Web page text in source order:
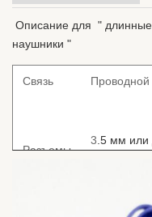
Описание для "
наушники "
Связь Проводной
Разъемы
3 .5 мм или